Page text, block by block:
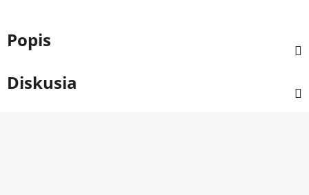
Popis
Diskusia